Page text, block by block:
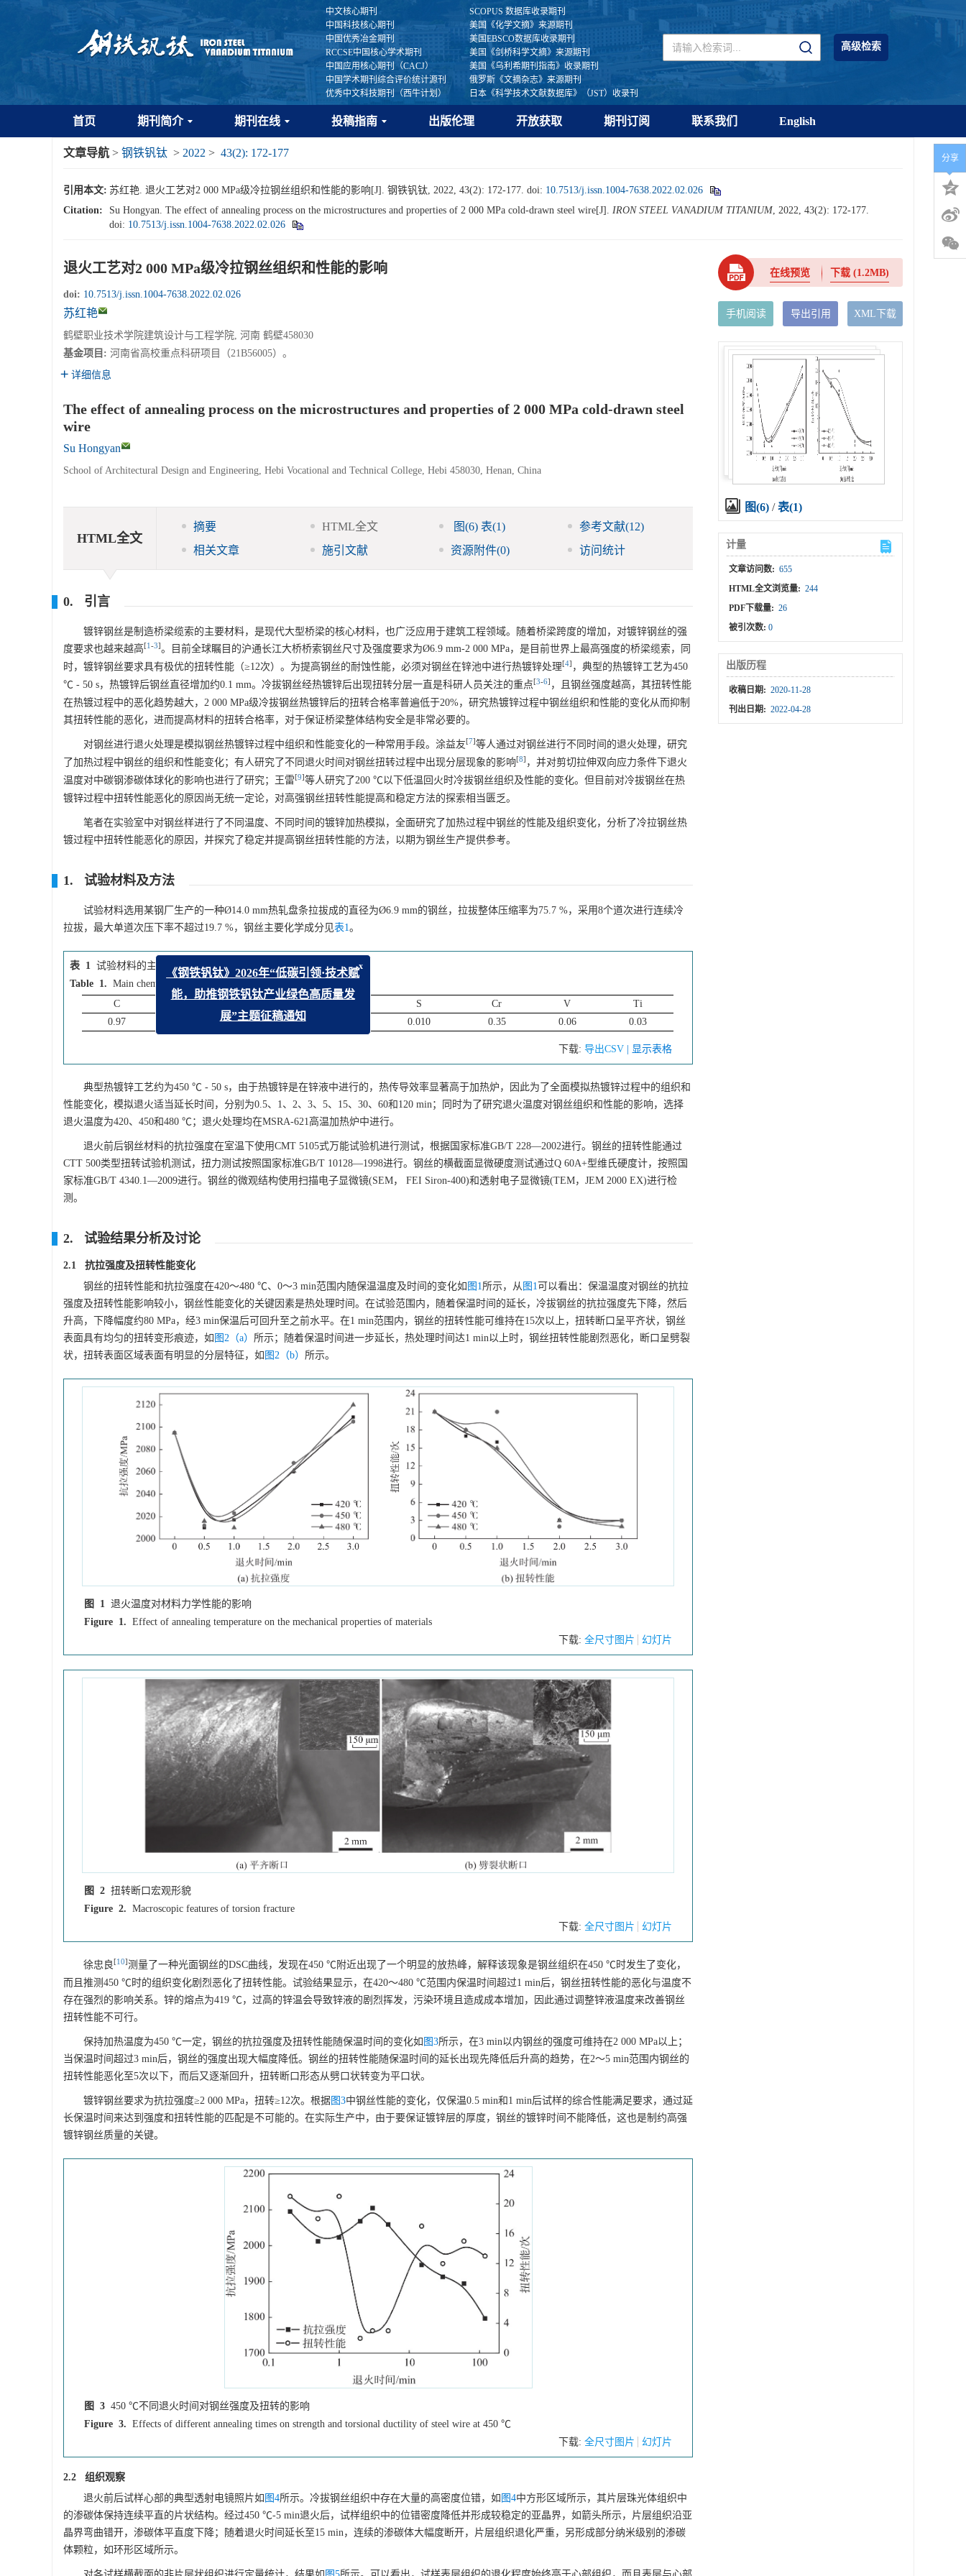
中文核心期刊
SCOPUS 数据库收录期刊
中国科技核心期刊
美国《化学文摘》来源期刊
中国优秀冶金期刊
美国EBSCO数据库收录期刊
RCCSE中国核心学术期刊
美国《剑桥科学文摘》来源期刊
中国应用核心期刊（CACJ）
美国《乌利希期刊指南》收录期刊
中国学术期刊综合评价统计源刊
俄罗斯《文摘杂志》来源期刊
优秀中文科技期刊（西牛计划）
日本《科学技术文献数据库》（JST）收录刊
高级检索
首页 期刊简介 期刊在线 投稿指南 出版伦理 开放获取 期刊订阅 联系我们 English
文章导航 > 钢铁钒钛 > 2022 > 43(2): 172-177
引用本文: 苏红艳. 退火工艺对2 000 MPa级冷拉钢丝组织和性能的影响[J]. 钢铁钒钛, 2022, 43(2): 172-177. doi: 10.7513/j.issn.1004-7638.2022.02.026
Citation:
Su Hongyan. The effect of annealing process on the microstructures and properties of 2 000 MPa cold-drawn steel wire[J]. IRON STEEL VANADIUM TITANIUM, 2022, 43(2): 172-177.
doi: 10.7513/j.issn.1004-7638.2022.02.026
退火工艺对2 000 MPa级冷拉钢丝组织和性能的影响
doi: 10.7513/j.issn.1004-7638.2022.02.026
苏红艳
鹤壁职业技术学院建筑设计与工程学院, 河南 鹤壁458030
基金项目: 河南省高校重点科研项目（21B56005）。
详细信息
The effect of annealing process on the microstructures and properties of 2 000 MPa cold-drawn steel
wire
Su Hongyan
School of Architectural Design and Engineering, Hebi Vocational and Technical College, Hebi 458030, Henan, China
HTML全文
摘要 HTML全文 图(6) 表(1) 参考文献(12)
相关文章
施引文献 资源附件(0) 访问统计
0. 引言
镀锌钢丝是制造桥梁缆索的主要材料，是现代大型桥梁的核心材料，也广泛应用于建筑工程领域。随着桥梁跨度的增加，对镀锌钢丝的强
度要求也越来越高[1 -3]。目前全球瞩目的沪通长江大桥桥索钢丝尺寸及强度要求为Ø6.9 mm-2 000 MPa，是目前世界上最高强度的桥梁缆索，同
时，镀锌钢丝要求具有极优的扭转性能（≥12次）。为提高钢丝的耐蚀性能，必须对钢丝在锌池中进行热镀锌处理[4] ，典型的热镀锌工艺为450
℃ - 50 s，热镀锌后钢丝直径增加约0.1 mm。冷拔钢丝经热镀锌后出现扭转分层一直是科研人员关注的重点[3-6] ，且钢丝强度越高，其扭转性能
在热镀过程中的恶化趋势越大，2 000 MPa级冷拔钢丝热镀锌后的扭转合格率普遍低于20%，研究热镀锌过程中钢丝组织和性能的变化从而抑制
其扭转性能的恶化，进而提高材料的扭转合格率，对于保证桥梁整体结构安全是非常必要的。
对钢丝进行退火处理是模拟钢丝热镀锌过程中组织和性能变化的一种常用手段。涂益友[7]等人通过对钢丝进行不同时间的退火处理，研究
了加热过程中钢丝的组织和性能变化；有人研究了不同退火时间对钢丝扭转过程中出现分层现象的影响[8] ，并对剪切拉伸双向应力条件下退火
温度对中碳钢渗碳体球化的影响也进行了研究；王雷[9]等人研究了200 ℃以下低温回火时冷拔钢丝组织及性能的变化。但目前对冷拔钢丝在热
镀锌过程中扭转性能恶化的原因尚无统一定论，对高强钢丝扭转性能提高和稳定方法的探索相当匮乏。
笔者在实验室中对钢丝样进行了不同温度、不同时间的镀锌加热模拟，全面研究了加热过程中钢丝的性能及组织变化，分析了冷拉钢丝热
镀过程中扭转性能恶化的原因，并探究了稳定并提高钢丝扭转性能的方法，以期为钢丝生产提供参考。
1. 试验材料及方法
试验材料选用某钢厂生产的一种Ø14.0 mm热轧盘条拉拔成的直径为Ø6.9 mm的钢丝，拉拔整体压缩率为75.7 %，采用8个道次进行连续冷
拉拔，最大单道次压下率不超过19.7 %，钢丝主要化学成分见表1。
表 1 试验材料的主要化学成分
Table 1. Main chemical compositions of tested material
C
Si S Cr V
Ti
0.97
0.55 0.010 0.35 0.06 0.03
下载: 导出CSV | 显示表格
典型热镀锌工艺约为450 ℃ - 50 s，由于热镀锌是在锌液中进行的，热传导效率显著高于加热炉，因此为了全面模拟热镀锌过程中的组织和
性能变化，模拟退火适当延长时间，分别为0.5、1、2、3、5、15、30、60和120 min；同时为了研究退火温度对钢丝组织和性能的影响，选择
退火温度为420、450和480 ℃；退火处理均在MSRA-621高温加热炉中进行。
退火前后钢丝材料的抗拉强度在室温下使用CMT 5105式万能试验机进行测试，根据国家标准GB/T 228—2002进行。钢丝的扭转性能通过
CTT 500类型扭转试验机测试，扭力测试按照国家标准GB/T 10128—1998进行。钢丝的横截面显微硬度测试通过Q 60A+型维氏硬度计，按照国
家标准GB/T 4340.1—2009进行。钢丝的微观结构使用扫描电子显微镜(SEM， FEI Siron-400)和透射电子显微镜(TEM，JEM 2000 EX)进行检
测。
2. 试验结果分析及讨论
2.1 抗拉强度及扭转性能变化
钢丝的扭转性能和抗拉强度在420～480 ℃、0～3 min范围内随保温温度及时间的变化如 图1所示，从 图1 可以看出：保温温度对钢丝的抗拉
强度及扭转性能影响较小，钢丝性能变化的关键因素是热处理时间。在试验范围内，随着保温时间的延长，冷拔钢丝的抗拉强度先下降，然后
升高，下降幅度约80 MPa，经3 min保温后可回升至之前水平。在1 min范围内，钢丝的扭转性能可维持在15次以上，扭转断口呈平齐状，钢丝
表面具有均匀的扭转变形痕迹，如 图2（a） 所示；随着保温时间进一步延长，热处理时间达1 min以上时，钢丝扭转性能剧烈恶化，断口呈劈裂
状，扭转表面区域表面有明显的分层特征，如 图2（b） 所示。
图 1
退火温度对材料力学性能的影响
Figure 1. Effect of annealing temperature on the mechanical properties of materials
下载: 全尺寸图片 幻灯片
图 2 扭转断口宏观形貌
Figure 2. Macroscopic features of torsion fracture
下载: 全尺寸图片 幻灯片
徐忠良[10]测量了一种光面钢丝的DSC曲线，发现在450 ℃附近出现了一个明显的放热峰，解释该现象是钢丝组织在450 ℃时发生了变化，
而且推测450 ℃时的组织变化剧烈恶化了扭转性能。试验结果显示，在420～480 ℃范围内保温时间超过1 min后，钢丝扭转性能的恶化与温度不
存在强烈的影响关系。锌的熔点为419 ℃，过高的锌温会导致锌液的剧烈挥发，污染环境且造成成本增加，因此通过调整锌液温度来改善钢丝
扭转性能不可行。
保持加热温度为450 ℃一定，钢丝的抗拉强度及扭转性能随保温时间的变化如 图3所示，在3 min以内钢丝的强度可维持在2 000 MPa以上；
当保温时间超过3 min后，钢丝的强度出现大幅度降低。钢丝的扭转性能随保温时间的延长出现先降低后升高的趋势，在2～5 min范围内钢丝的
扭转性能恶化至5次以下，而后又逐渐回升，扭转断口形态从劈口状转变为平口状。
镀锌钢丝要求为抗拉强度≥2 000 MPa，扭转≥12次。根据图3中钢丝性能的变化，仅保温0.5 min和1 min后试样的综合性能满足要求，通过延
长保温时间来达到强度和扭转性能的匹配是不可能的。在实际生产中，由于要保证镀锌层的厚度，钢丝的镀锌时间不能降低，这也是制约高强
镀锌钢丝质量的关键。
图 3 450 ℃不同退火时间对钢丝强度及扭转的影响
Figure 3. Effects of different annealing times on strength and torsional ductility of steel wire at 450 ℃
下载: 全尺寸图片 幻灯片
2.2 组织观察
退火前后试样心部的典型透射电镜照片如 图4所示。冷拔钢丝组织中存在大量的高密度位错，如 图4中方形区域所示，其片层珠光体组织中
的渗碳体保持连续平直的片状结构。经过450 ℃-5 min退火后，试样组织中的位错密度降低并形成较稳定的亚晶界，如箭头所示，片层组织沿亚
晶界弯曲错开，渗碳体平直度下降；随着退火时间延长至15 min，连续的渗碳体大幅度断开，片层组织退化严重，另形成部分纳米级别的渗碳
体颗粒，如环形区域所示。
在线预览 下载(1.2MB)
手机阅读 导出引用 XML下载
图(6) /表(1)
计量
文章访问数: 655
HTML全文浏览量: 244
PDF下载量: 26
被引次数:0
出版历程
收稿日期: 2020-11-28
刊出日期: 2022-04-28
分享
x
《钢铁钒钛》2026年“低碳引领·技术赋